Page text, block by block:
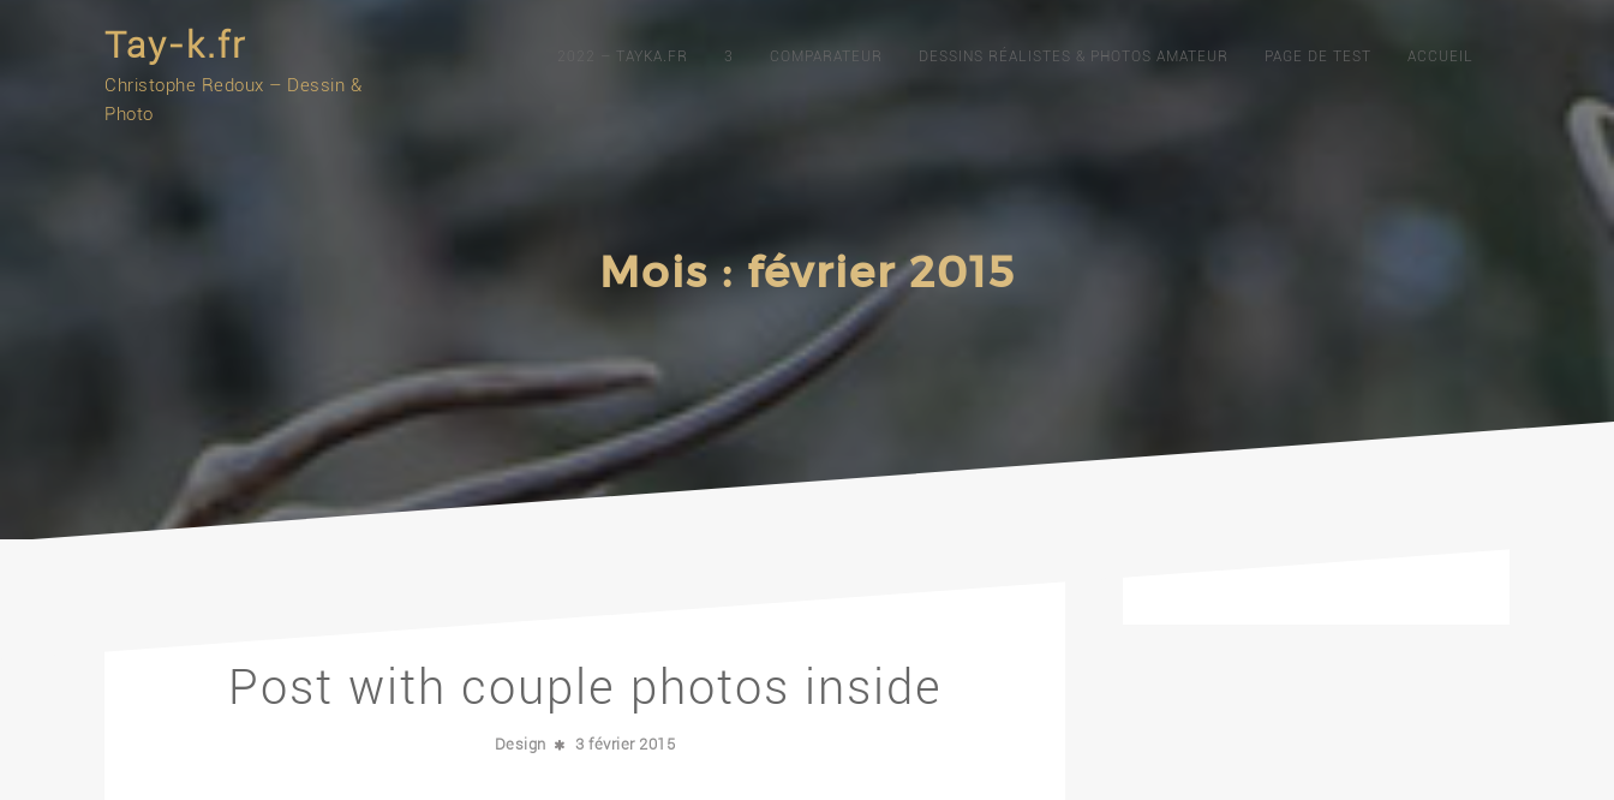
Tay-k.fr
Christophe Redoux – Dessin &
Photo
2022 – TAYKA.FR 3 COMPARATEUR DESSINS RÉALISTES & PHOTOS AMATEUR PAGE DE TEST ACCUEIL
Mois :février 2015
Post with couple photos inside
Design 3 février 2015